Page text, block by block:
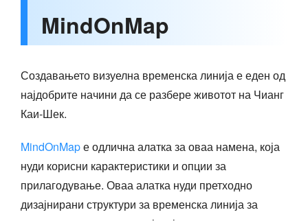
MindOnMap
Создавањето визуелна временска линија е еден од
најдобрите начини да се разбере животот на Чианг
Каи-Шек.
MindOnMapе одлична алатка за оваа намена, која
нуди корисни карактеристики и опции за
прилагодување. Оваа алатка нуди претходно
дизајнирани структури за временска линија за